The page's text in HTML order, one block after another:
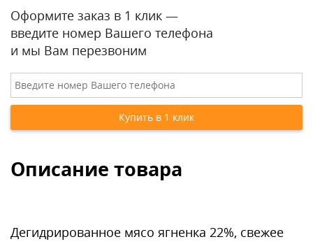
Оформите заказ в 1 клик —
введите номер Вашего телефона
и мы Вам перезвоним
Описание товара
Дегидрированное мясо ягненка 22%, свежее